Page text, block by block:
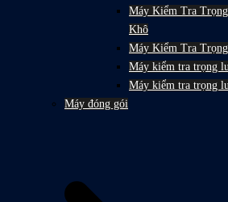
Máy Kiểm Tra
Khô
Máy Kiểm Tra
Máy kiểm tra trọng
Máy kiểm tra trọng
Máy đóng gói